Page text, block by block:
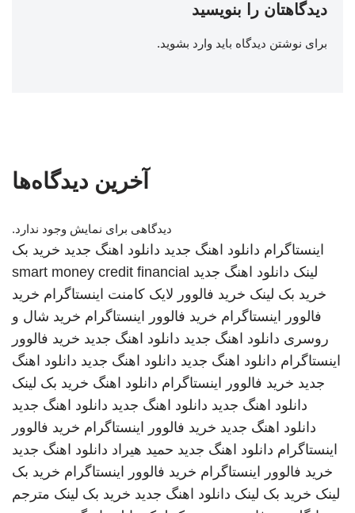
دیدگاهتان را بنویسید
برای نوشتن دیدگاه باید وارد بشوید.
آخرین دیدگاه‌ها
دیدگاهی برای نمایش وجود ندارد.
اینستاگرام دانلود اهنگ جدید دانلود اهنگ جدید خرید بک
لینک دانلود اهنگ جدید smart money credit financial
خرید بک لینک خرید فالوور لایک کامنت اینستاگرام خرید
فالوور اینستاگرام خرید فالوور اینستاگرام خرید شال و
روسری دانلود اهنگ جدید دانلود اهنگ جدید خرید فالوور
اینستاگرام دانلود اهنگ جدید دانلود اهنگ جدید دانلود اهنگ
جدید خرید فالوور اینستاگرام دانلود اهنگ خرید بک لینک
دانلود اهنگ جدید دانلود اهنگ جدید دانلود اهنگ جدید
دانلود اهنگ جدید خرید فالوور اینستاگرام خرید فالوور
اینستاگرام دانلود اهنگ جدید حمید هیراد دانلود اهنگ جدید
خرید فالوور اینستاگرام خرید فالوور اینستاگرام خرید بک
لینک خرید بک لینک دانلود اهنگ جدید خرید بک لینک مترجم